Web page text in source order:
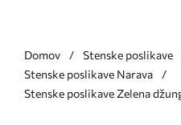
Domov
Stenske poslikave
Stenske poslikave Narava
Stenske poslikave Zelena